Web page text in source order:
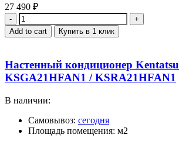
27 490 ₽
Quantity
Add to cart Купить в 1 клик
Настенный кондиционер Kentatsu
KSGA21HFAN1 / KSRA21HFAN1
В наличии:
Самовывоз: сегодня
Площадь помещения: м2